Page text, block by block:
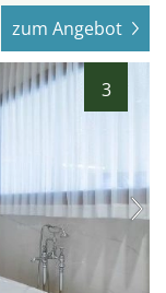
zum Angebot
3